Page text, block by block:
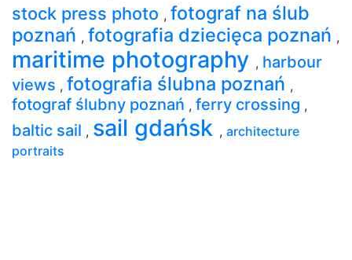
stock press photo , fotograf na ślub
poznań , fotografia dziecięca poznań ,
maritime photography , harbour
views , fotografia ślubna poznań ,
fotograf ślubny poznań , ferry crossing ,
baltic sail , sail gdańsk , architecture
portraits